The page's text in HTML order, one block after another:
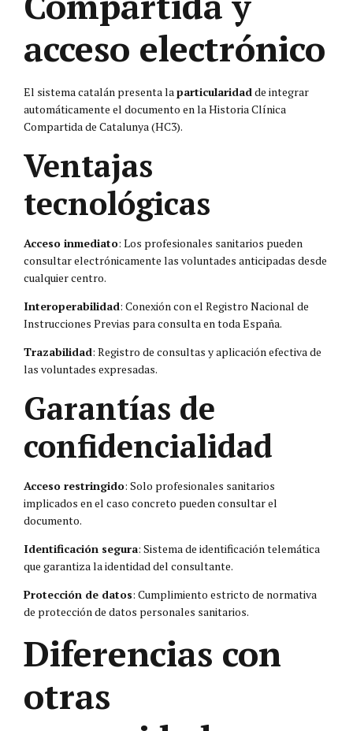
acceso electrónico
El sistema catalán presenta la particularidad de integrar
automáticamente el documento en la Historia Clínica
Compartida de Catalunya (HC3).
Ventajas
tecnológicas
Acceso inmediato: Los profesionales sanitarios pueden
consultar electrónicamente las voluntades anticipadas desde
cualquier centro.
Interoperabilidad: Conexión con el Registro Nacional de
Instrucciones Previas para consulta en toda España.
Trazabilidad: Registro de consultas y aplicación efectiva de
las voluntades expresadas.
Garantías de
confidencialidad
Acceso restringido: Solo profesionales sanitarios
implicados en el caso concreto pueden consultar el
documento.
Identificación segura: Sistema de identificación telemática
que garantiza la identidad del consultante.
Protección de datos: Cumplimiento estricto de normativa
de protección de datos personales sanitarios.
Diferencias con
otras